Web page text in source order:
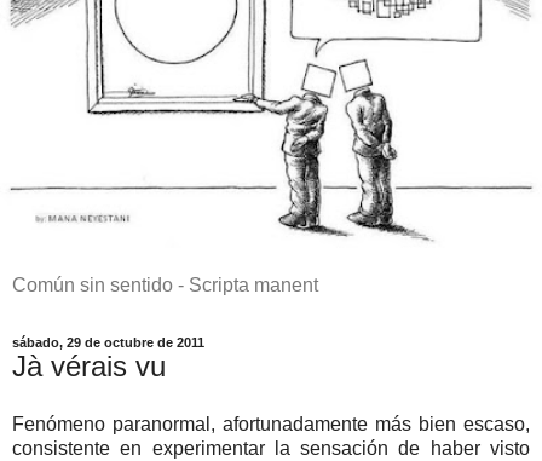
Común sin sentido - Scripta manent
sábado, 29 de octubre de 2011
Jà vérais vu
Fenómeno paranormal, afortunadamente más bien escaso,
consistente en experimentar la sensación de haber visto